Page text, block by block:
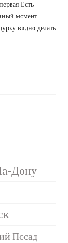
Есть
момент
видно делать
Дону
Посад